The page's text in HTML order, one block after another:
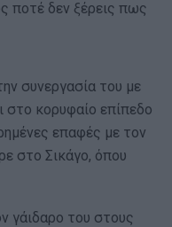
ποτέ δεν ξέρεις πως
συνεργασία του με
στο κορυφαίο επίπεδο
επαφές με τον
στο Σικάγο, όπου
γάιδαρο του στους